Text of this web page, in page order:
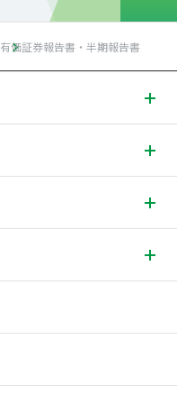
ッ
プ
戻
有価証券報告書・半期報告書